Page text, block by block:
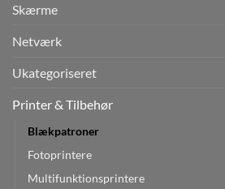
Skærme
Netværk
Ukategoriseret
Printer & Tilbehør
Blækpatroner
Fotoprintere
Multifunktionsprintere